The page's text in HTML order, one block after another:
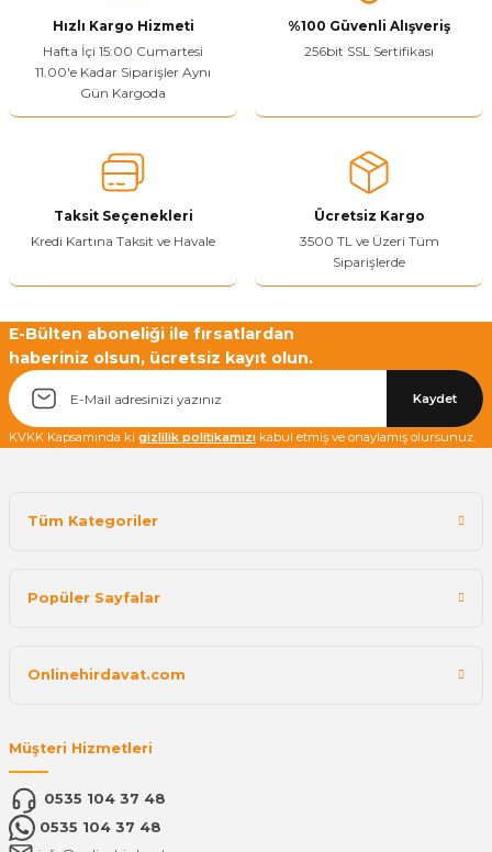
Hızlı Kargo Hizmeti
Hafta İçi 15:00 Cumartesi
11.00'e Kadar Siparişler Aynı
Gün Kargoda
%100 Güvenli Alışveriş
256bit SSL Sertifikası
Taksit Seçenekleri
Kredi Kartına Taksit ve Havale
Ücretsiz Kargo
3500 TL ve Üzeri Tüm
Siparişlerde
E-Bülten aboneliği ile fırsatlardan
haberiniz olsun, ücretsiz kayıt olun.
Kaydet
KVKK Kapsamında ki gizlilik politikamızı kabul etmiş ve onaylamış olursunuz.
Tüm Kategoriler
Popüler Sayfalar
Onlinehirdavat.com
Müşteri Hizmetleri
0535 104 37 48
0535 104 37 48